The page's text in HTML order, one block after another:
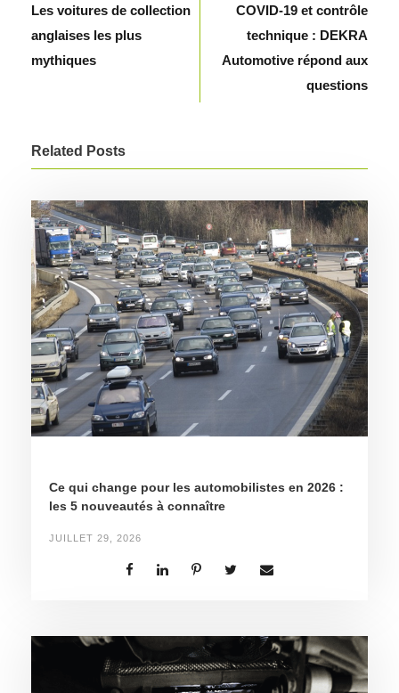
Les voitures de collection
anglaises les plus
mythiques
COVID-19 et contrôle
technique : DEKRA
Automotive répond aux
questions
Related Posts
Ce qui change pour les automobilistes en 2026 :
les 5 nouveautés à connaître
JUILLET 29, 2026